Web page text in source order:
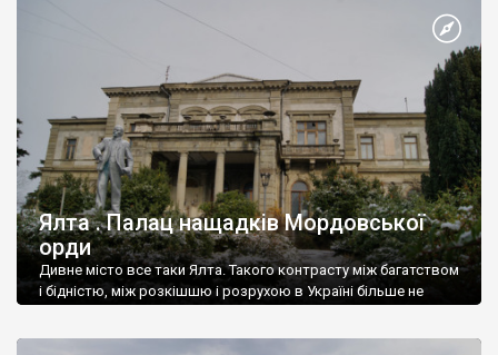
Ялта . Палац нащадків Мордовської
орди
Дивне місто все таки Ялта. Такого контрасту між багатством
і бідністю, між розкішшю і розрухою в Україні більше не